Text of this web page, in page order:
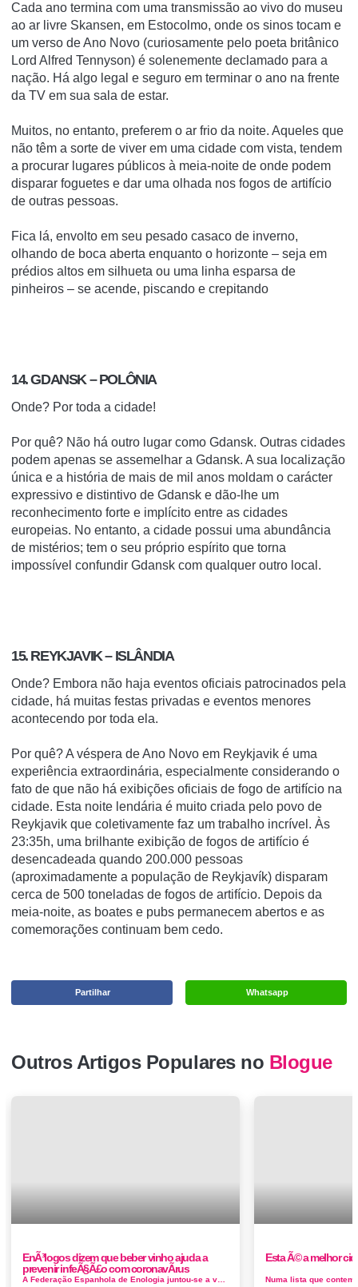
Cada ano termina com uma transmissão ao vivo do museu
ao ar livre Skansen, em Estocolmo, onde os sinos tocam e
um verso de Ano Novo (curiosamente pelo poeta britânico
Lord Alfred Tennyson) é solenemente declamado para a
nação. Há algo legal e seguro em terminar o ano na frente
da TV em sua sala de estar.
Muitos, no entanto, preferem o ar frio da noite. Aqueles que
não têm a sorte de viver em uma cidade com vista, tendem
a procurar lugares públicos à meia-noite de onde podem
disparar foguetes e dar uma olhada nos fogos de artifício
de outras pessoas.
Fica lá, envolto em seu pesado casaco de inverno,
olhando de boca aberta enquanto o horizonte – seja em
prédios altos em silhueta ou uma linha esparsa de
pinheiros – se acende, piscando e crepitando
14. GDANSK – POLÔNIA
Onde? Por toda a cidade!
Por quê? Não há outro lugar como Gdansk. Outras cidades
podem apenas se assemelhar a Gdansk. A sua localização
única e a história de mais de mil anos moldam o carácter
expressivo e distintivo de Gdansk e dão-lhe um
reconhecimento forte e implícito entre as cidades
europeias. No entanto, a cidade possui uma abundância
de mistérios; tem o seu próprio espírito que torna
impossível confundir Gdansk com qualquer outro local.
15. REYKJAVIK – ISLÂNDIA
Onde? Embora não haja eventos oficiais patrocinados pela
cidade, há muitas festas privadas e eventos menores
acontecendo por toda ela.
Por quê? A véspera de Ano Novo em Reykjavik é uma
experiência extraordinária, especialmente considerando o
fato de que não há exibições oficiais de fogo de artifício na
cidade. Esta noite lendária é muito criada pelo povo de
Reykjavik que coletivamente faz um trabalho incrível. Às
23:35h, uma brilhante exibição de fogos de artifício é
desencadeada quando 200.000 pessoas
(aproximadamente a população de Reykjavík) disparam
cerca de 500 toneladas de fogos de artifício. Depois da
meia-noite, as boates e pubs permanecem abertos e as
comemorações continuam bem cedo.
Whatsapp
Partilhar
Outros Artigos Populares no Blogue
EnÃ³logos dizem que beber vinho ajuda a
prevenir infeÃ§Ã£o com coronavÃ­rus
A Federação Espanhola de Enologia juntou-se a vários profissionais do setor para responder a outras questões sobre a Covid...
Esta Ã© a melhor